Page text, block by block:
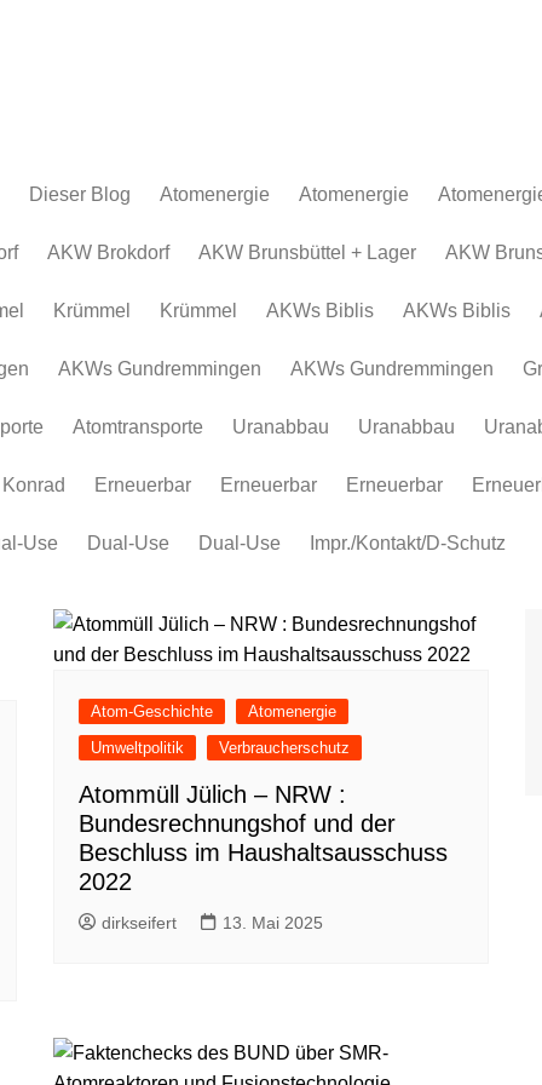
Dieser Blog Atomenergie
Atomkraftwerke
AKW
Krümmel
AKWs Biblis
Atomenergie
Atomkraftwerke
Atommüll
Rohstoffe und Konflikte
Atommüll
Rohstoffe
AKW Brokdorf AKW Brunsbüttel + Lager AKW
Krümmel Krümmel AKWs Biblis AKWs Biblis
AKWs Gundremmingen AKWs Gundremmingen
Atomtransporte Uranabbau Uranabbau
Erneuerbar Erneuerbar Erneuerbar
Use Dual-Use Dual-Use Impr./Kontakt/D-Schutz
Atom-Geschichte
Atomenergie
Umweltpolitik
Verbraucherschutz
Atommüll Jülich – NRW :
Bundesrechnungshof und der
Beschluss im Haushaltsausschuss
2022
dirkseifert 13. Mai 2025